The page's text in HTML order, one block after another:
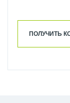
ПОЛУЧИТЬ